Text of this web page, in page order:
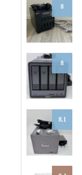
8
8
8.1